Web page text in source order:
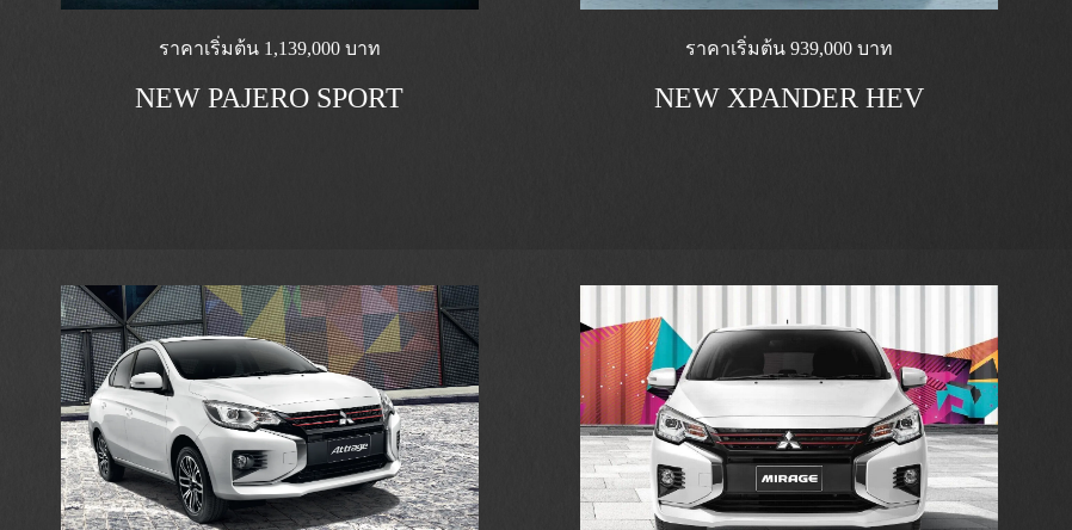
ราคาเริ่มต้น 1,139,000 บาท
NEW PAJERO SPORT
ราคาเริ่มต้น 939,000 บาท
NEW XPANDER HEV